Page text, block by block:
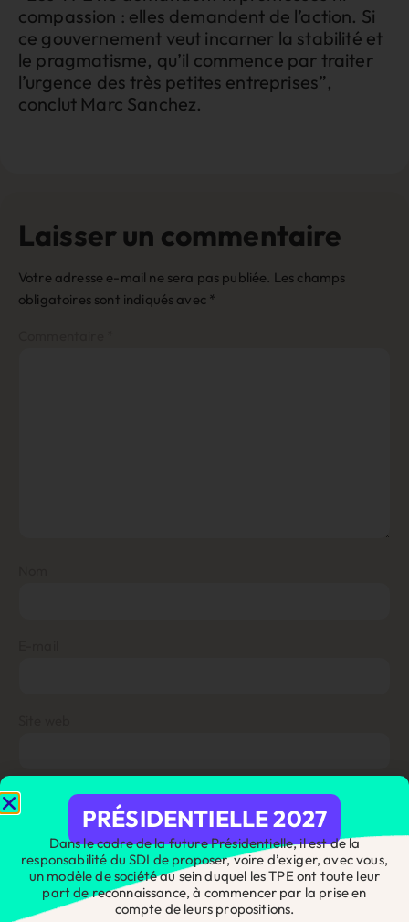
compassion : elles demandent de l’action. Si
ce gouvernement veut incarner la stabilité et
le pragmatisme, qu’il commence par traiter
l’urgence des très petites entreprises”,
conclut Marc Sanchez.
Laisser un commentaire
Votre adresse e-mail ne sera pas publiée. Les champs
obligatoires sont indiqués avec *
Enregistrer mon nom, mon e-mail et mon site dans le
navigateur pour mon prochain commentaire.
PRÉSIDENTIELLE 2027
Dans le cadre de la future Présidentielle, il est de la
responsabilité du SDI de proposer, voire d’exiger, avec vous,
un modèle de société au sein duquel les TPE ont toute leur
part de reconnaissance, à commencer par la prise en
compte de leurs propositions.